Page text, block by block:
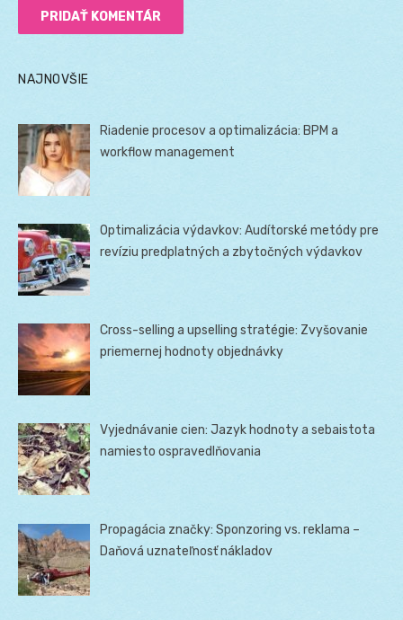
NAJNOVŠIE
Riadenie procesov a optimalizácia: BPM a
workflow management
Optimalizácia výdavkov: Audítorské metódy pre
revíziu predplatných a zbytočných výdavkov
Cross-selling a upselling stratégie: Zvyšovanie
priemernej hodnoty objednávky
Vyjednávanie cien: Jazyk hodnoty a sebaistota
namiesto ospravedlňovania
Propagácia značky: Sponzoring vs. reklama –
Daňová uznateľnosť nákladov